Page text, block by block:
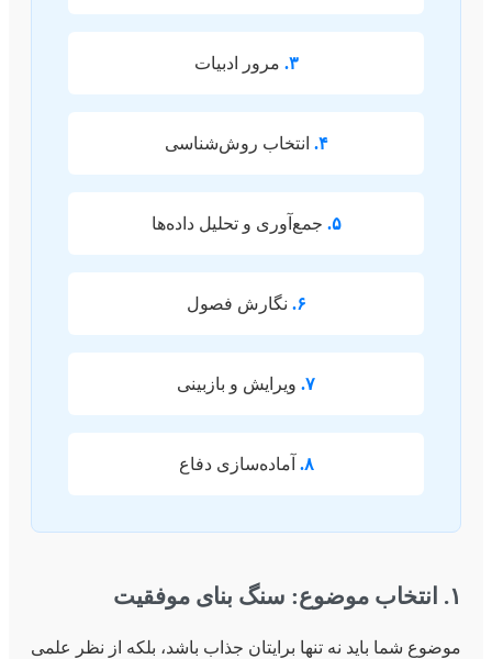
۳. مرور ادبیات
۴. انتخاب روش‌شناسی
۵. جمع‌آوری و تحلیل داده‌ها
۶. نگارش فصول
۷. ویرایش و بازبینی
۸. آماده‌سازی دفاع
۱. انتخاب موضوع: سنگ بنای موفقیت
موضوع شما باید نه تنها برایتان جذاب باشد، بلکه از نظر علمی